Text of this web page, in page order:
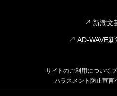
新潮文
AD-WAVE
サイトのご利用について
ハラスメント防止宣言